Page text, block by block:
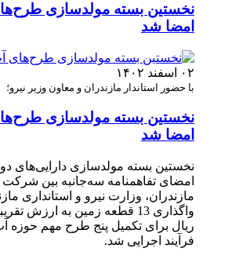
نخستین بسته مولدسازی
امضا شد
۰۲ اسفند ۱۴۰۲
با حضور استاندار مازندران و معاون وزیر نیرو؛
نخستین بسته مولدسازی
امضا شد
نخستین بسته مولدسازی دارایی‌های
امضای تفاهمنامه سه‌جانبه بین
مازندران، وزارت نیرو و استانداری
ریال برای تکمیل پنج طرح مهم حوزه
فرآیند اجرایی شد. ‎